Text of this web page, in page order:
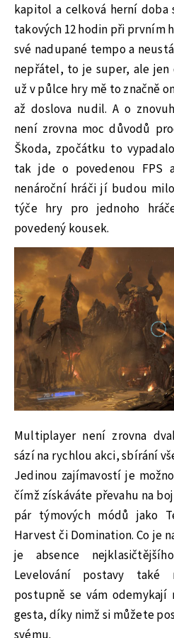
kapitol a celková herní doba
takových 12 hodin při prvním
své nadupané tempo a
nepřátel, to je super, ale
už v půlce hry mě to značně
až doslova nudil. A o
není zrovna moc důvodů
Škoda, zpočátku to
tak jde o povedenou FPS
nenároční hráči jí budou
týče hry pro jednoho
povedený kousek.
Multiplayer není zrovna
sází na rychlou akci, sbírání
Jedinou zajímavostí je
čímž získáváte převahu na
pár týmových módů jako
Harvest či Domination. Co je
je absence
Levelování postavy také
postupně se vám
gesta, díky nimž si můžete